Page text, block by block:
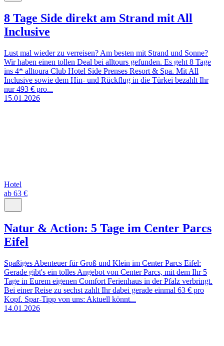
8 Tage Side direkt am Strand mit All
Inclusive
Lust mal wieder zu verreisen? Am besten mit Strand und Sonne?
Wir haben einen tollen Deal bei alltours gefunden. Es geht 8 Tage
ins 4* alltoura Club Hotel Side Prenses Resort & Spa. Mit All
Inclusive sowie dem Hin- und Rückflug in die Türkei bezahlt Ihr
nur 493 € pro...
15.01.2026
Hotel
ab 63 €
Natur & Action: 5 Tage im Center Parcs
Eifel
Spaßiges Abenteuer für Groß und Klein im Center Parcs Eifel:
Gerade gibt's ein tolles Angebot von Center Parcs, mit dem Ihr 5
Tage in Eurem eigenen Comfort Ferienhaus in der Pfalz verbringt.
Bei einer Reise zu sechst zahlt Ihr dabei gerade einmal 63 € pro
Kopf. Spar-Tipp von uns: Aktuell könnt...
14.01.2026